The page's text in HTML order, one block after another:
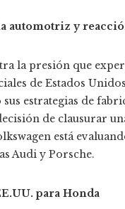
automotriz y
la presión que
de Estados
estrategias de
de clausurar
está
Audi y Porsche.
para Honda